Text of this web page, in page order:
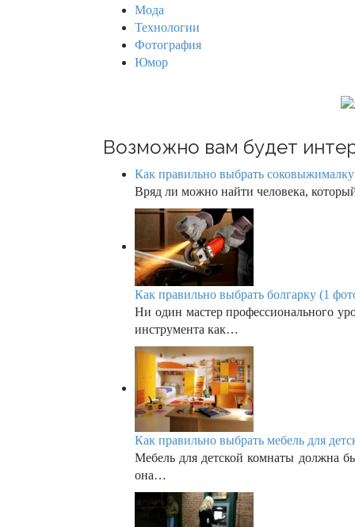
o
Мода
Технологии
Фотография
Юмор
Возможно вам будет
Как правильно выбрать
Вряд ли можно найти человека,
Как правильно выбрать болгарку (1
Ни один мастер профессионального
инструмента как…
Как правильно выбрать мебель для
Мебель для детской комнаты должна
она…